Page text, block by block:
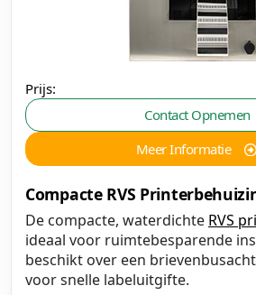
Prijs:
Contact Opnemen
Meer Informatie
Compacte RVS
De compacte, waterdichte RVS
ideaal voor ruimtebesparende
beschikt over een
voor snelle labeluitgifte.